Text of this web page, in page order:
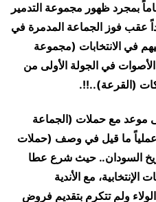
بمجرد ظهور مجموعة التدمير
عقب فوز الجماعة المدمرة في
في الانتخابات (مجموعة
في الجولة الأولى من
(القرعة)..!!.
موعد مع حملات (الجماعة
عملياً ما قيل في وصف (حملات
السودان.. حيث شرع عطا
مع الأندية
ولم تتكرم بتقديم فروض